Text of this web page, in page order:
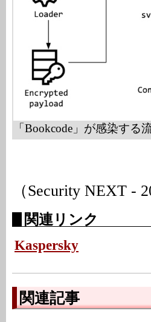
「Bookcode」が感染する
（Security NEXT -
関連リンク
Kaspersky
関連記事